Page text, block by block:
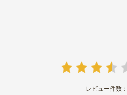
レビュー件数：